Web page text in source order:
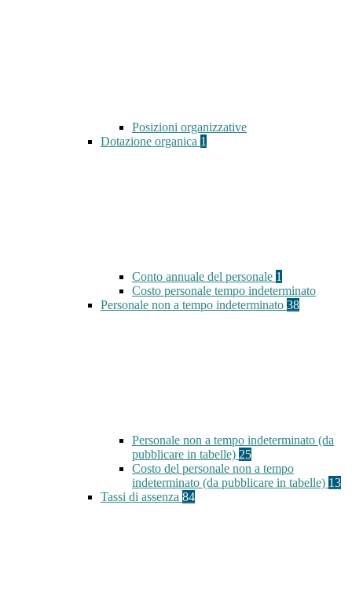
Posizioni organizzative
Dotazione organica 1
Conto annuale del personale 1
Costo personale tempo indeterminato
Personale non a tempo indeterminato 38
Personale non a tempo indeterminato (da
pubblicare in tabelle) 25
Costo del personale non a tempo
indeterminato (da pubblicare in tabelle) 13
Tassi di assenza 84